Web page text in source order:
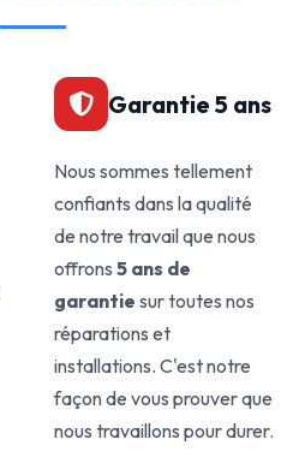
Garantie 5 ans
Nous sommes tellement
confiants dans la qualité
de notre travail que nous
offrons 5 ans de
garantie sur toutes nos
réparations et
installations. C'est notre
façon de vous prouver que
nous travaillons pour durer.